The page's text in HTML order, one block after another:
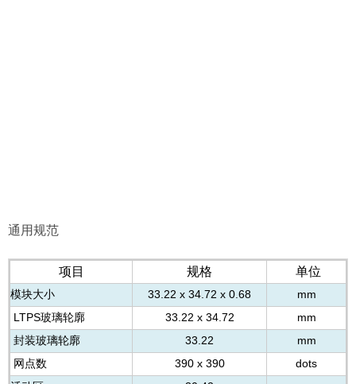
通用规范
项目 规格 单位
模块大小 33.22 x 34.72 x 0.68
mm
LTPS玻璃轮廓
33.22 x 34.72
mm
封装玻璃轮廓
33.22
mm
网点数
390 x 390
dots